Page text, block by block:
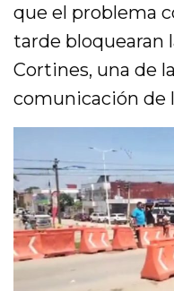
que el problema
tarde bloquearan
Cortines, una de
comunicación de